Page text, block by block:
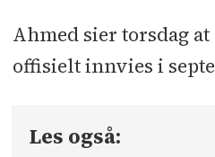
Ahmed sier torsdag
offisielt innvies i
Les også: